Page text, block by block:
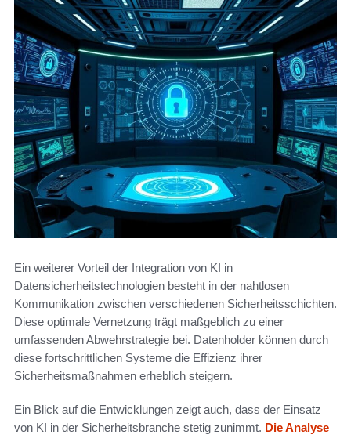
Ein weiterer Vorteil der Integration von KI in
Datensicherheitstechnologien besteht in der nahtlosen
Kommunikation zwischen verschiedenen Sicherheitsschichten.
Diese optimale Vernetzung trägt maßgeblich zu einer
umfassenden Abwehrstrategie bei. Datenholder können durch
diese fortschrittlichen Systeme die Effizienz ihrer
Sicherheitsmaßnahmen erheblich steigern.
Ein Blick auf die Entwicklungen zeigt auch, dass der Einsatz
von KI in der Sicherheitsbranche stetig zunimmt. Die Analyse